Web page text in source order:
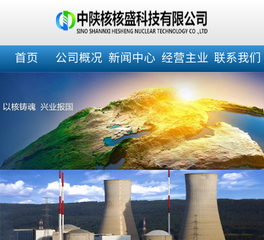
首页 公司概况 新闻中心 经营主业 联系我们